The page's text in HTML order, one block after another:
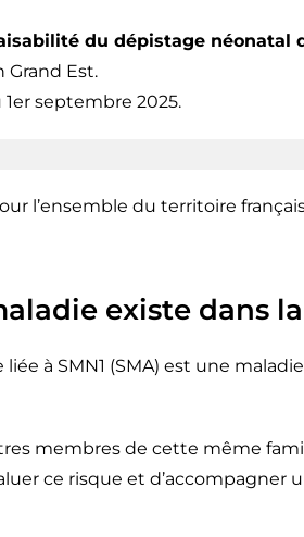
du dépistage néonatal
Grand Est.
septembre 2025.
l’ensemble du territoire
existe dans
à SMN1 (SMA) est une
membres de cette même
ce risque et d’accompagner